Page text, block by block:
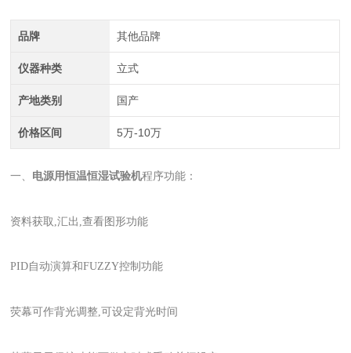
品牌 其他品牌
仪器种类 立式
产地类别 国产
价格区间 5万-10万
一、 电源用恒温恒湿试验机程序功能：
资料获取,汇出,查看图形功能
PID自动演算和FUZZY控制功能
荧幕可作背光调整,可设定背光时间